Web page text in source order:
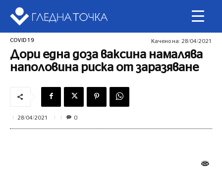
COVID 19 Качено на: 28/04/2021
Дори една доза ваксина намалява
наполовина риска от заразяване
28/04/2021 0